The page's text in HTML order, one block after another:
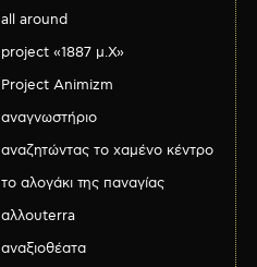
all around
project «1887 μ.Χ»
Project Animizm
αναγνωστήριο
αναζητώντας το χαμένο κέντρο
το αλογάκι της παναγίας
αλλουterra
αναξιοθέατα